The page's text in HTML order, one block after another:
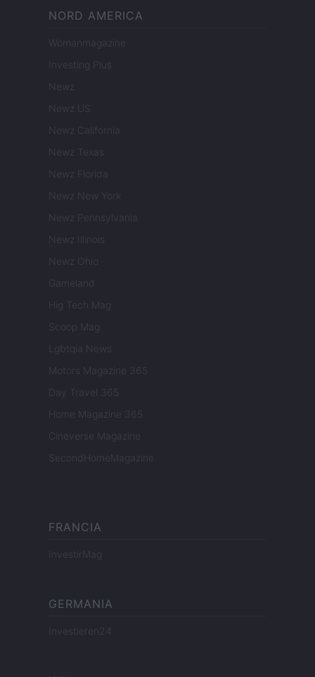
NORD AMERICA
Womanmagazine
Investing Plus
Newz
Newz US
Newz California
Newz Texas
Newz Florida
Newz New York
Newz Pennsylvania
Newz Illinois
Newz Ohio
Gameland
Hig Tech Mag
Scoop Mag
Lgbtqia News
Motors Magazine 365
Day Travel 365
Home Magazine 365
Cineverse Magazine
SecondHomeMagazine
FRANCIA
InvestirMag
GERMANIA
Investieren24